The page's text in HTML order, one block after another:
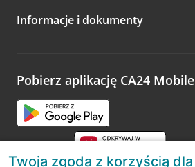
Informacje i dokumenty
Pobierz aplikację CA24 Mobile
Twoja zgoda z korzyścią